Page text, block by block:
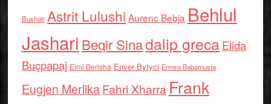
Bushati Astrit Lulushi Aurenc Bebja Behlul
Jashari Beqir Sinadalip grecaElida
Buçpapaj Elmi Berisha Enver Bytyci Ermira Babamusta
Eugjen MerlikaFahri Xharra Frank